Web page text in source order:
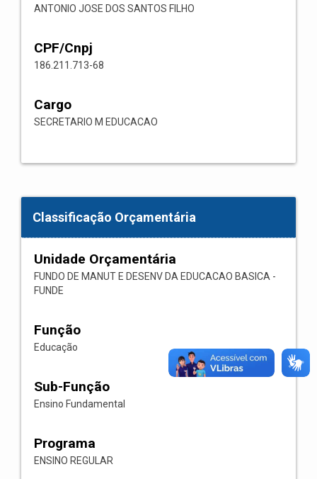
ANTONIO JOSE DOS SANTOS FILHO
CPF/Cnpj
186.211.713-68
Cargo
SECRETARIO M EDUCACAO
Classificação Orçamentária
Unidade Orçamentária
FUNDO DE MANUT E DESENV DA EDUCACAO BASICA -
FUNDE
Função
Educação
Sub-Função
Ensino Fundamental
Programa
ENSINO REGULAR